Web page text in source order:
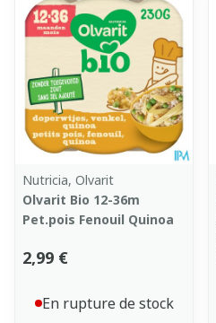
Nutricia, Olvarit
Olvarit Bio 12-36m
Pet.pois Fenouil Quinoa
2,99 €
En rupture de stock